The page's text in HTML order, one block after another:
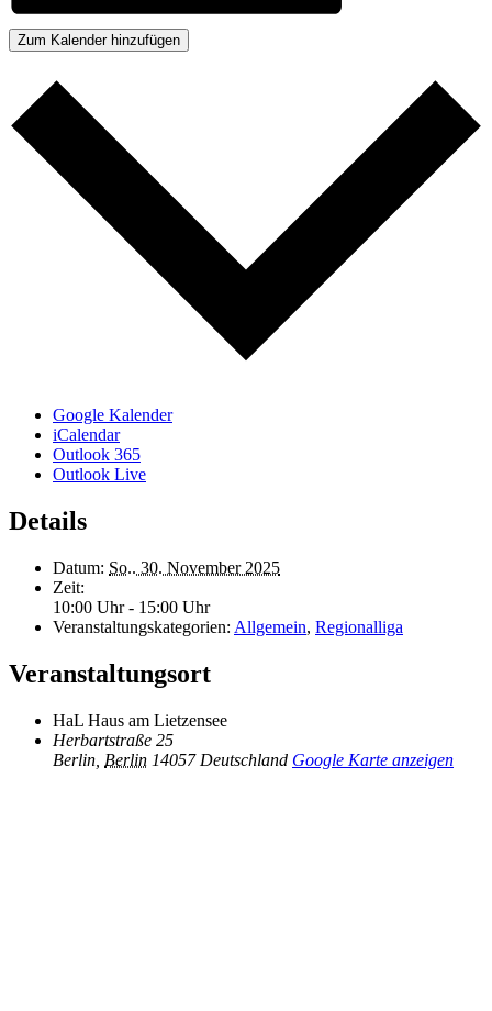
Zum Kalender hinzufügen
Google Kalender
iCalendar
Outlook 365
Outlook Live
Details
Datum: So.. 30. November 2025
Zeit:
10:00 Uhr - 15:00 Uhr
Veranstaltungskategorien: Allgemein, Regionalliga
Veranstaltungsort
HaL Haus am Lietzensee
Herbartstraße 25
Berlin Berlin 14057 Deutschland Google Karte anzeigen